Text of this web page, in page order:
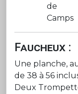
de
Camps
Faucheux :
Une planche,
de 38 à 56
Deux